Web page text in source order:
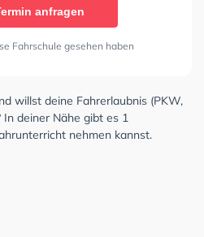
anfragen
Fahrschule gesehen haben
willst deine Fahrerlaubnis (PKW,
deiner Nähe gibt es 1
nehmen kannst.